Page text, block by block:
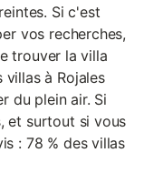
Si c'est
vos recherches,
trouver la villa
villas à Rojales
du plein air. Si
et surtout si vous
: 78 % des villas